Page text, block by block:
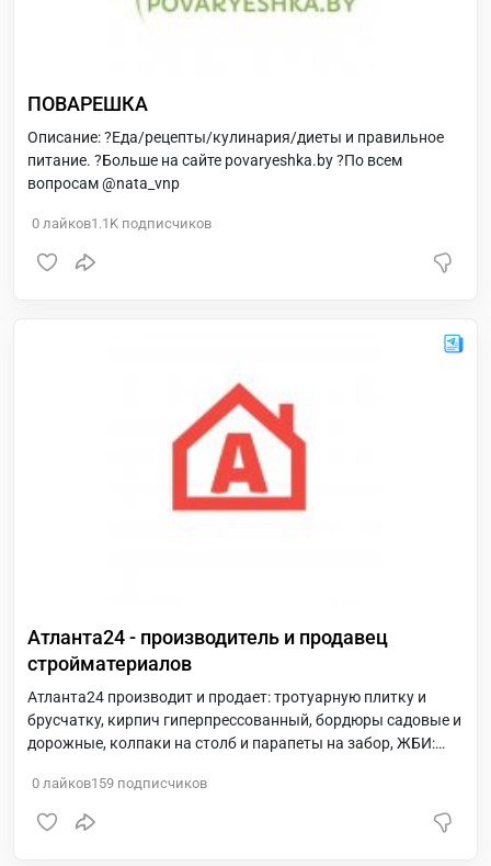
ПОВАРЕШКА
Описание: ?Еда/рецепты/кулинария/диеты и правильное
питание. ?Больше на сайте povaryeshka.by ?По всем
вопросам @nata_vnp
0 лайков1.1K подписчиков
Атланта24 - производитель и продавец
стройматериалов
Атланта24 производит и продает: тротуарную плитку и
брусчатку, кирпич гиперпрессованный, бордюры садовые и
дорожные, колпаки на столб и парапеты на забор, ЖБИ:
оказываем услуги доставки, укладки плитки, копки
колодцев.
0 лайков159 подписчиков